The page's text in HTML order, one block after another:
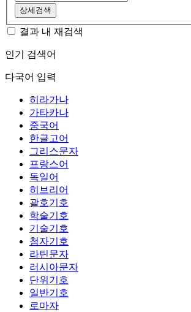
상세검색
결과 내 재검색
인기 검색어
다국어 입력
히라가나
가타카나
중국어
한글고어
그리스문자
프랑스어
독일어
히브리어
괄호기호
학술기호
기술기호
첨자기호
라틴문자
러시아문자
단위기호
일반기호
로마자